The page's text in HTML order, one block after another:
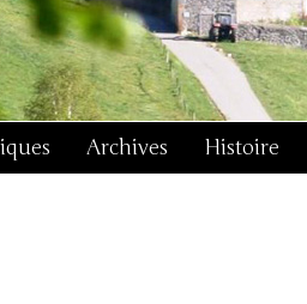
Archives Histoire